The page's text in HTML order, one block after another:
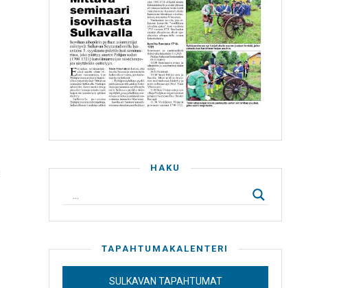
HAKU
TAPAHTUMAKALENTERI
SULKAVAN TAPAHTUMAT